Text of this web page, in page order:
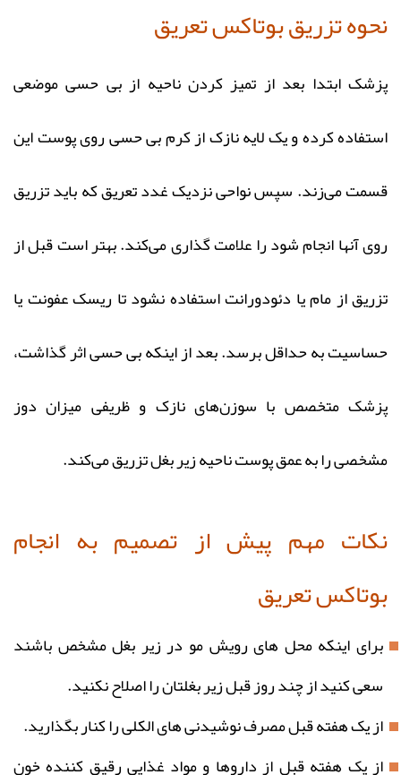
نحوه تزریق بوتاکس تعریق
پزشک ابتدا بعد از تمیز کردن ناحیه از بی حسی موضعی
استفاده کرده و یک لایه نازک از کرم بی حسی روی پوست این
قسمت می‌زند. سپس نواحی نزدیک غدد تعریق که باید تزریق
روی آنها انجام شود را علامت گذاری می‌کند. بهتر است قبل از
تزریق از مام یا دئودورانت استفاده نشود تا ریسک عفونت یا
حساسیت به حداقل برسد. بعد از اینکه بی حسی اثر گذاشت،
پزشک متخصص با سوزن‌های نازک و ظریفی میزان دوز
مشخصی را به عمق پوست ناحیه زیر بغل تزریق می‌کند.
نکات مهم پیش از تصمیم به انجام
بوتاکس تعریق
برای اینکه محل های رویش مو در زیر بغل مشخص باشند
سعی کنید از چند روز قبل زیر بغلتان را اصلاح نکنید.
از یک هفته قبل مصرف نوشیدنی های الکلی را کنار بگذارید.
از یک هفته قبل از داروها و مواد غذایی رقیق کننده خون